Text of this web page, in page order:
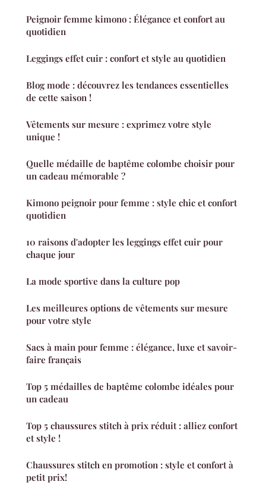
Peignoir femme kimono : Élégance et confort au
quotidien
Leggings effet cuir : confort et style au quotidien
Blog mode : découvrez les tendances essentielles
de cette saison !
Vêtements sur mesure : exprimez votre style
unique !
Quelle médaille de baptême colombe choisir pour
un cadeau mémorable ?
Kimono peignoir pour femme : style chic et confort
quotidien
10 raisons d'adopter les leggings effet cuir pour
chaque jour
La mode sportive dans la culture pop
Les meilleures options de vêtements sur mesure
pour votre style
Sacs à main pour femme : élégance, luxe et savoir-
faire français
Top 5 médailles de baptême colombe idéales pour
un cadeau
Top 5 chaussures stitch à prix réduit : alliez confort
et style !
Chaussures stitch en promotion : style et confort à
petit prix!